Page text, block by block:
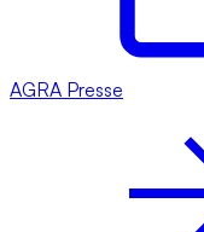
AGRA Presse